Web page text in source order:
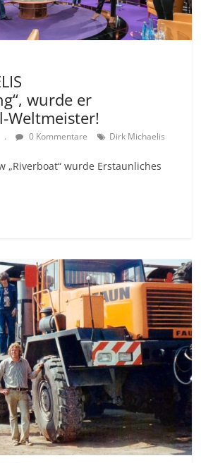
wurde er
Weltmeister!
. 0 Kommentare Dirk Michaelis
„Riverboat“ wurde Erstaunliches